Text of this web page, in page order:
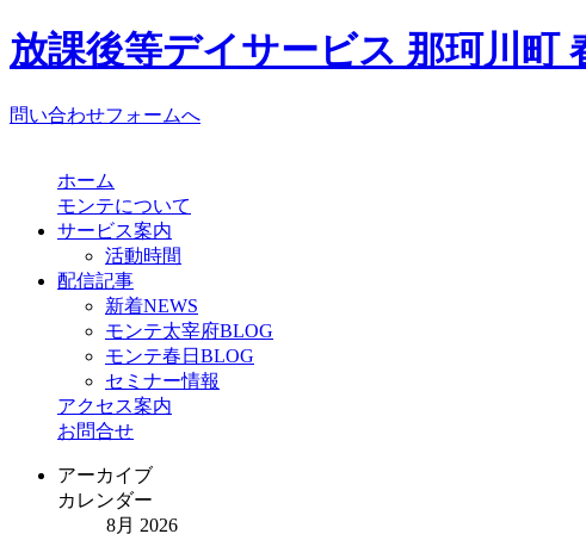
放課後等デイサービス 那珂川町
問い合わせフォームへ
ホーム
モンテについて
サービス案内
活動時間
配信記事
新着NEWS
モンテ太宰府BLOG
モンテ春日BLOG
セミナー情報
アクセス案内
お問合せ
アーカイブ
カレンダー
8月 2026